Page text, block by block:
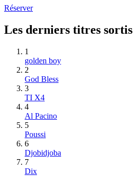
Réserver
Les derniers titres sortis
1
golden boy
2
God Bless
3
TI X4
4
Al Pacino
5
Poussi
6
Djobidjoba
7
Dix